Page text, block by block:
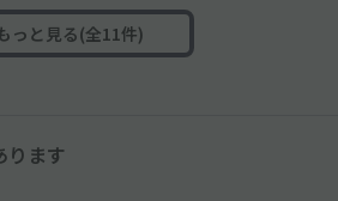
っと見る(全11件)
ります